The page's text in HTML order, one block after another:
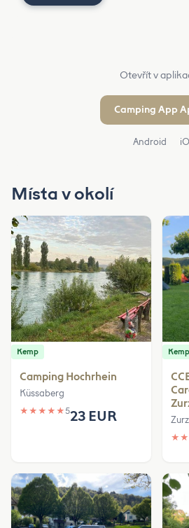
Otevřít v
Camping App
Android
Místa v okolí
Kemp
Camping Hochrhein
Küssaberg
★ ★ ★ ★ ★523 EUR
Kemp
★ ★